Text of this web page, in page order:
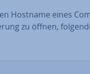
Hostname eines
zu öffnen,